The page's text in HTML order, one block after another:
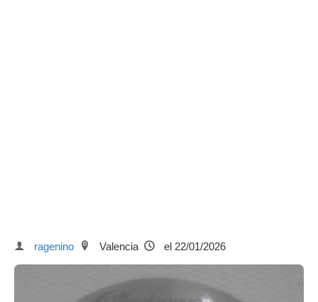
ragenino Valencia el 22/01/2026